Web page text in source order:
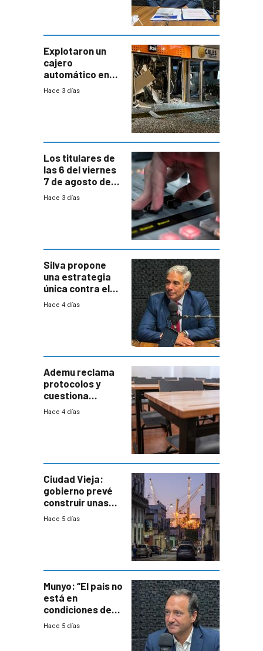
con mayor
miedo”
Explotaron un
cajero
automático en
Parque Miramar;
Hace 3 días
Los titulares de
las 6 del viernes
7 de agosto de
2026
Hace 3 días
Silva propone
una estrategia
única contra el
narcotráfico y
Hace 4 días
Ademu reclama
protocolos y
cuestiona
demora de
Hace 4 días
Ciudad Vieja:
gobierno prevé
construir unas
mil viviendas en
Hace 5 días
Munyo: “El país no
está en
condiciones de
enfrentar una
Hace 5 días